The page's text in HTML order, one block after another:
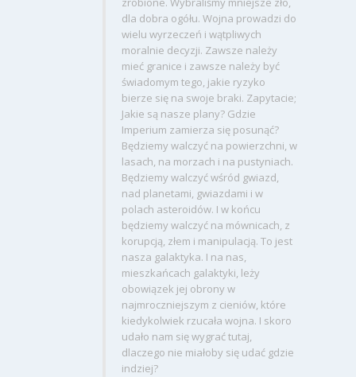
dla dobra ogółu. Wojna prowadzi do
wielu wyrzeczeń i wątpliwych
moralnie decyzji. Zawsze należy
mieć granice i zawsze należy być
świadomym tego, jakie ryzyko
bierze się na swoje braki. Zapytacie;
Jakie są nasze plany? Gdzie
Imperium zamierza się posunąć?
Będziemy walczyć na powierzchni, w
lasach, na morzach i na pustyniach.
Będziemy walczyć wśród gwiazd,
nad planetami, gwiazdami i w
polach asteroidów. I w końcu
będziemy walczyć na mównicach, z
korupcją, złem i manipulacją. To jest
nasza galaktyka. I na nas,
mieszkańcach galaktyki, leży
obowiązek jej obrony w
najmroczniejszym z cieniów, które
kiedykolwiek rzucała wojna. I skoro
udało nam się wygrać tutaj,
dlaczego nie miałoby się udać gdzie
indziej?